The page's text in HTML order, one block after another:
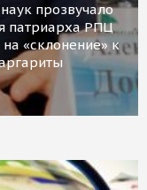
прозвучало
патриарха РПЦ
«склонение» к